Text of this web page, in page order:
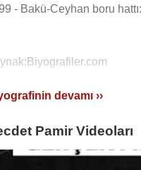
- Bakü-Ceyhan boru
devamı ››
Pamir Videoları